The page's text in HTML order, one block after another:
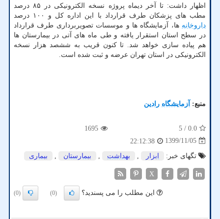
اظهار داشت: تا آخر دیماه پروژه نسخه الکترونیکی در ۸۵ درصد
مطب های پزشکان طرف قرارداد با این اداره کل و ۱۰۰ درصد
داروخانه ها، آزمایشگاه ها و موسسات تصویربرداری طرف قرارداد
در سطح استان استقرار یافته و طی ماه های آتی در بیمارستان ها
هم پیاده سازی خواهد شد. تا کنون قریب به ششصد هزار نسخه
الکترونیکی در استان تهران عرضه و ثبت شده است.
منبع: آزمایشگاه رادین
0.0
/ 5
1695
1399/11/05
22:12:38
تگهای خبر:
ابزار بهداشت بیمارستان بیماری
X
این مطلب را می پسندید؟ (0)
(0)